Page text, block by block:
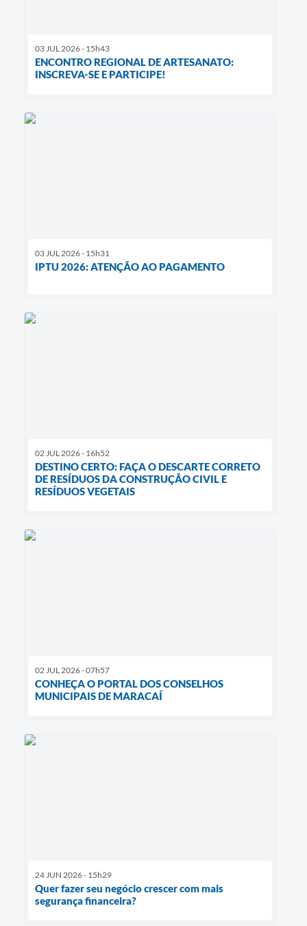
03 JUL 2026 - 15h43
ENCONTRO REGIONAL DE ARTESANATO:
INSCREVA-SE E PARTICIPE!
03 JUL 2026 - 15h31
IPTU 2026: ATENÇÃO AO PAGAMENTO
02 JUL 2026 - 16h52
DESTINO CERTO: FAÇA O DESCARTE CORRETO
DE RESÍDUOS DA CONSTRUÇÃO CIVIL E
RESÍDUOS VEGETAIS
02 JUL 2026 - 07h57
CONHEÇA O PORTAL DOS CONSELHOS
MUNICIPAIS DE MARACAÍ
24 JUN 2026 - 15h29
Quer fazer seu negócio crescer com mais
segurança financeira?